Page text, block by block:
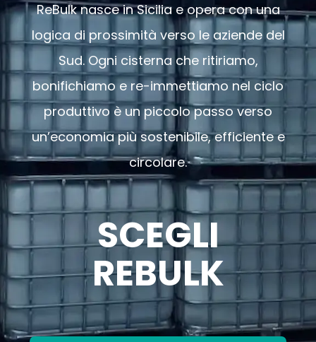
ReBulk nasce in Sicilia e opera con una
logica di prossimità verso le aziende del
Sud. Ogni cisterna che ritiriamo,
bonifichiamo e re-immettiamo nel ciclo
produttivo è un piccolo passo verso
un’economia più sostenibile, efficiente e
circolare.
SCEGLI
REBULK